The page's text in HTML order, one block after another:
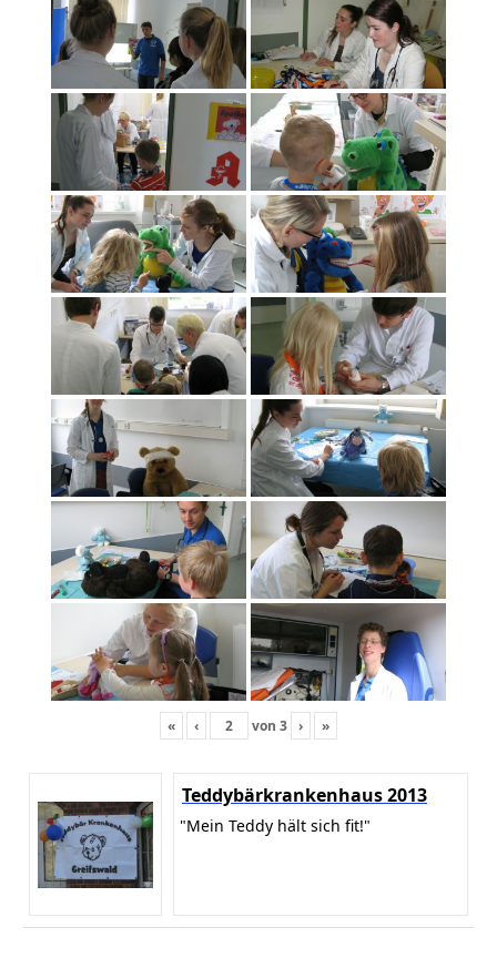
« ‹ von 3 › »
Teddybärkrankenhaus 2013
"Mein Teddy hält sich fit!"